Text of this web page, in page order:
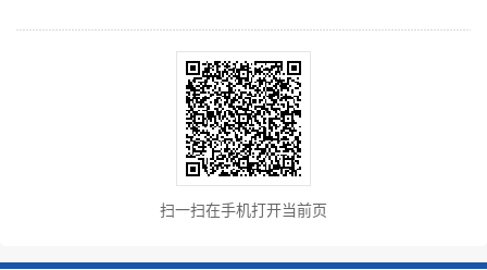
扫一扫在手机打开当前页